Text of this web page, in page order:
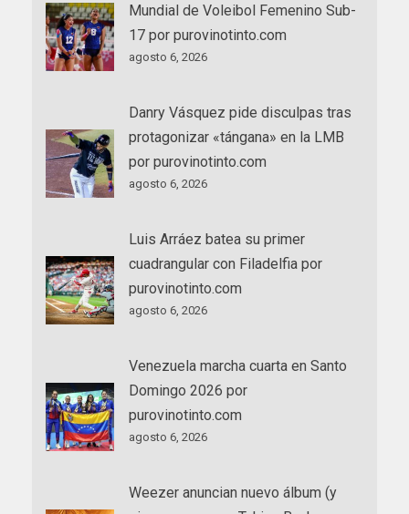
Mundial de Voleibol Femenino Sub-
17 por purovinotinto.com
agosto 6, 2026
Danry Vásquez pide disculpas tras
protagonizar «tángana» en la LMB
por purovinotinto.com
agosto 6, 2026
Luis Arráez batea su primer
cuadrangular con Filadelfia por
purovinotinto.com
agosto 6, 2026
Venezuela marcha cuarta en Santo
Domingo 2026 por
purovinotinto.com
agosto 6, 2026
Weezer anuncian nuevo álbum (y